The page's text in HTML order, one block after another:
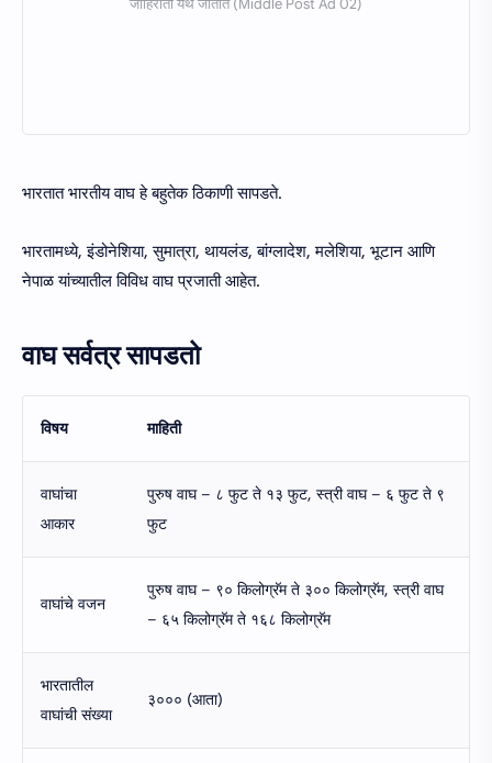
भारतात भारतीय वाघ हे बहुतेक ठिकाणी सापडते.
भारतामध्ये, इंडोनेशिया, सुमात्रा, थायलंड, बांग्लादेश, मलेशिया, भूटान आणि
नेपाळ यांच्यातील विविध वाघ प्रजाती आहेत.
वाघ सर्वत्र सापडतो
विषय माहिती
वाघांचा
आकार
पुरुष वाघ – ८ फुट ते १३ फुट, स्त्री वाघ – ६ फुट ते ९
फुट
वाघांचे वजन
पुरुष वाघ – ९० किलोग्रॅम ते ३०० किलोग्रॅम, स्त्री वाघ
– ६५ किलोग्रॅम ते १६८ किलोग्रॅम
भारतातील
वाघांची संख्या
३००० (आता)